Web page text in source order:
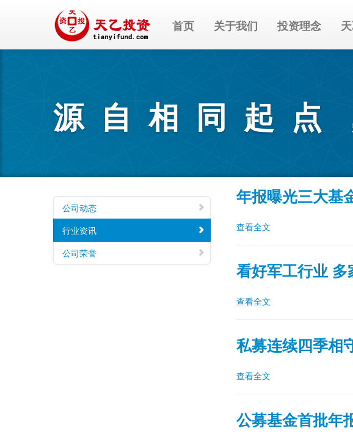
首页 关于我们 投资理念
源自相同起点
公司动态
行业资讯
公司荣誉
年报曝光三大基
查看全文
看好军工行业
查看全文
私募连续四季相
查看全文
公募基金首批年